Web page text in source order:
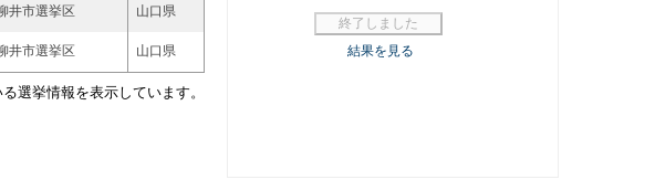
井市選挙区 山口県
井市選挙区 山口県
選挙情報を表示しています。